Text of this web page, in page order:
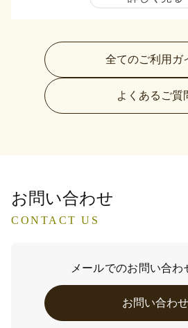
全てのご利用ガ
よくあるご質
お問い合わせ
CONTACT US
メールでのお問い合わ
お問い合わせ